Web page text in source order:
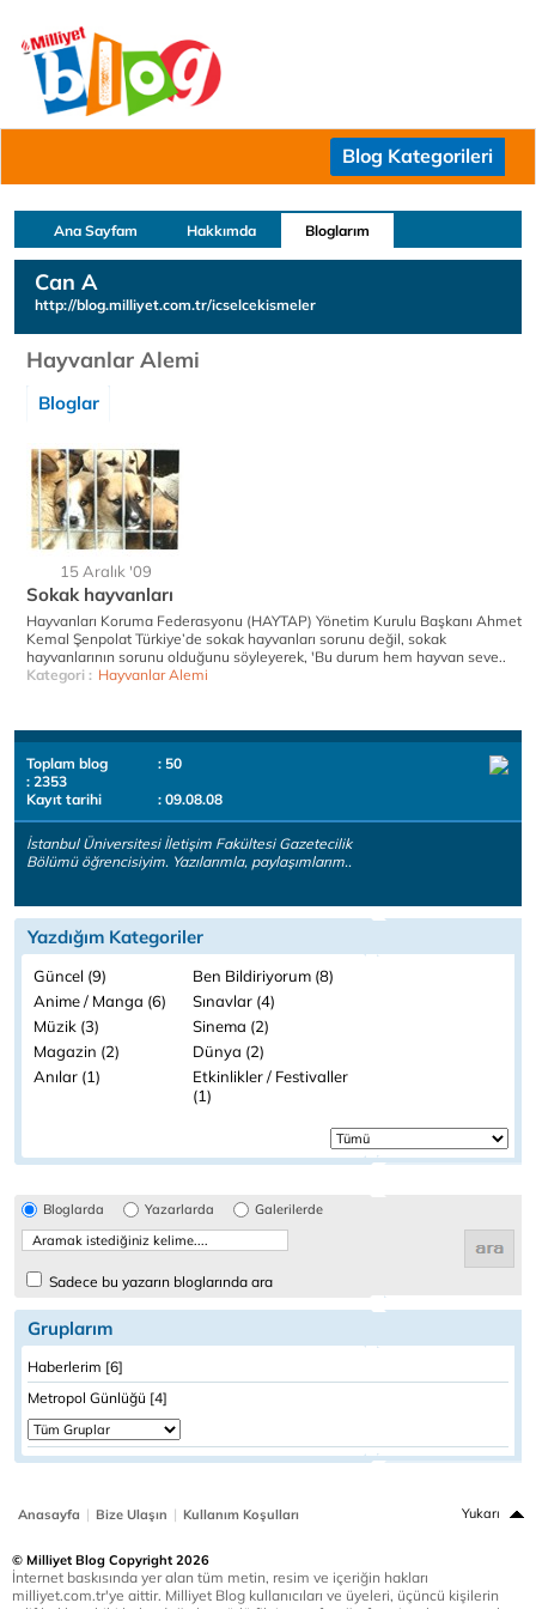
Blog Kategorileri
Ana Sayfam Hakkımda Bloglarım
Can A
http://blog.milliyet.com.tr/icselcekismeler
Hayvanlar Alemi
Bloglar
15 Aralık '09
Sokak hayvanları
Hayvanları Koruma Federasyonu (HAYTAP) Yönetim Kurulu Başkanı Ahmet
Kemal Şenpolat Türkiye’de sokak hayvanları sorunu değil, sokak
hayvanlarının sorunu olduğunu söyleyerek, 'Bu durum hem hayvan seve..
Kategori : Hayvanlar Alemi
Toplam blog
: 50
: 2353
Kayıt tarihi
: 09.08.08
İstanbul Üniversitesi İletişim Fakültesi Gazetecilik
Bölümü öğrencisiyim. Yazılarımla, paylaşımlarım..
Yazdığım Kategoriler
Güncel (9)
Ben Bildiriyorum (8)
Anime / Manga (6)
Sınavlar (4)
Müzik (3)
Sinema (2)
Magazin (2)
Dünya (2)
Anılar (1)
Etkinlikler / Festivaller
(1)
Bloglarda Yazarlarda Galerilerde
Sadece bu yazarın bloglarında ara
Gruplarım
Haberlerim [6]
Metropol Günlüğü [4]
Anasayfa | Bize Ulaşın | Kullanım Koşulları Yukarı
© Milliyet Blog Copyright 2026
İnternet baskısında yer alan tüm metin, resim ve içeriğin hakları
milliyet.com.tr'ye aittir. Milliyet Blog kullanıcıları ve üyeleri, üçüncü kişilerin